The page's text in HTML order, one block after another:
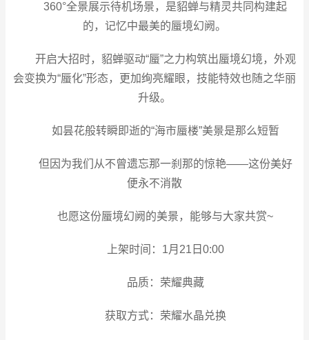
360°全景展示待机场景，是貂蝉与精灵共同构建起
的，记忆中最美的蜃境幻阙。
开启大招时，貂蝉驱动“蜃”之力构筑出蜃境幻境，外观
会变换为“蜃化”形态，更加绚亮耀眼，技能特效也随之华丽
升级。
如昙花般转瞬即逝的“海市蜃楼”美景是那么短暂
但因为我们从不曾遗忘那一刹那的惊艳——这份美好
便永不消散
也愿这份蜃境幻阙的美景，能够与大家共赏~
上架时间：1月21日0:00
品质：荣耀典藏
获取方式：荣耀水晶兑换